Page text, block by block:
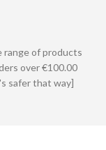
range of products
over €100.00
safer that way]